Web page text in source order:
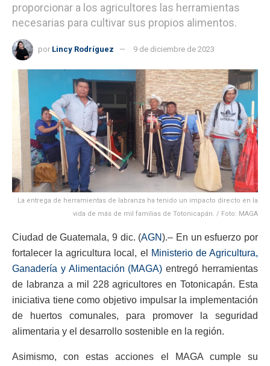
proporcionar a los agricultores las herramientas
necesarias para cultivar sus propios alimentos.
por Lincy Rodríguez 9 de diciembre de 2023
La entrega de herramientas de labranza ha tenido un impacto directo en la
vida de más de mil familias de Totonicapán. / Foto: MAGA
Ciudad de Guatemala, 9 dic. (AGN).– En un esfuerzo por
fortalecer la agricultura local, el
Ministerio de Agricultura,
Ganadería y Alimentación (MAGA) entregó herramientas
de labranza a mil 228 agricultores en Totonicapán. Esta
iniciativa tiene como objetivo impulsar la implementación
de huertos comunales, para promover la seguridad
alimentaria y el desarrollo sostenible en la región.
Asimismo, con estas acciones el MAGA cumple su